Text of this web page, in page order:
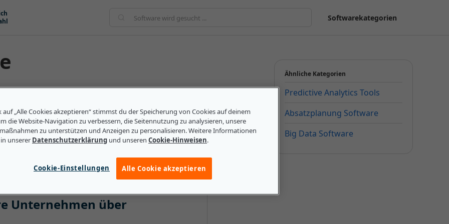
Softwarekategorien
und maschinelles Lernen, um auf der
Sie wird anhand folgender vier
Analyse, gemessen in Stunden oder Tagen, Fokus
der Verständlichkeit der Analyse. Mit anderen
realistische, zukunftsbezogene Ergebnisse
basieren.
Unternehmen über
Ähnliche Kategorien
Predictive Analytics Tools
Absatzplanung Software
Big Data Software
auf „Alle Cookies akzeptieren“ stimmst du der Speicherung von Cookies auf deinem
die Website-Navigation zu verbessern, die Seitennutzung zu analysieren, unsere
zu unterstützen und Anzeigen zu personalisieren. Weitere Informationen
unserer Datenschutzerklärung und unseren Cookie-Hinweisen.
Cookie-Einstellungen Alle Cookie akzeptieren